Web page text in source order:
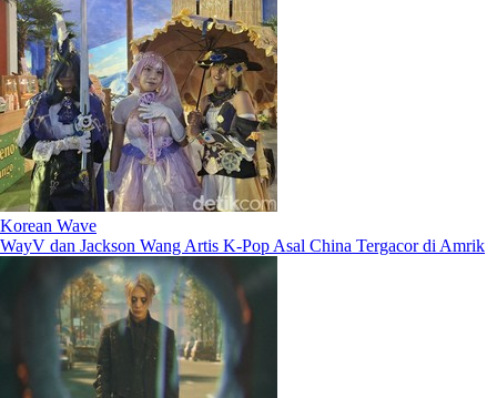
Korean Wave
WayV dan Jackson Wang Artis K-Pop Asal China Tergacor di Amrik